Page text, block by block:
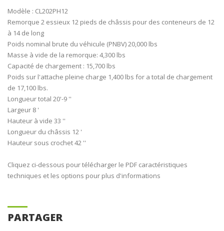
Modèle : CL202PH12
Remorque 2 essieux 12 pieds de châssis pour des conteneurs de 12
à 14 de long
Poids nominal brute du véhicule (PNBV) 20,000 lbs
Masse à vide de la remorque: 4,300 lbs
Capacité de chargement : 15,700 lbs
Poids sur l'attache pleine charge 1,400 lbs for a total de chargement
de 17,100 lbs.
Longueur total 20'-9 ''
Largeur 8 '
Hauteur à vide 33 ''
Longueur du châssis 12 '
Hauteur sous crochet 42 ''
Cliquez ci-dessous pour télécharger le PDF caractéristiques
techniques et les options pour plus d'informations
PARTAGER